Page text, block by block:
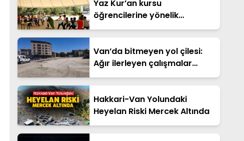
Yaz Kur’an kursu
öğrencilerine yönelik
eğlenceli ve eğitici etkinlik
Van’da bitmeyen yol çilesi:
Ağır ilerleyen çalışmalar
vatandaşın tepkisini çekiyor
Hakkari-Van Yolundaki
Heyelan Riski Mercek Altında